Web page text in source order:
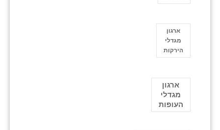
ארגון
מגדלי
הירקות
ארגון
מגדלי
העופות